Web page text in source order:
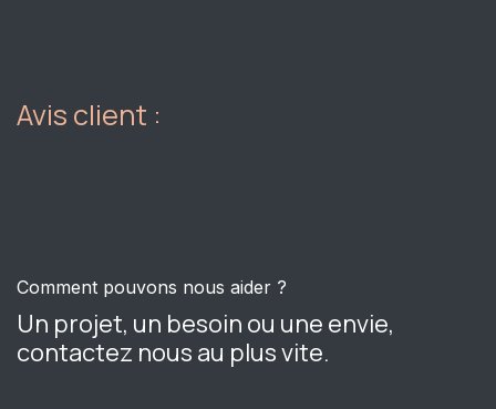
Avis client :
Comment pouvons nous aider ?
Un projet, un besoin ou une envie,
contactez nous au plus vite.